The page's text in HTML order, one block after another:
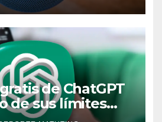
de ChatGPT
de sus límites
y ahora es más